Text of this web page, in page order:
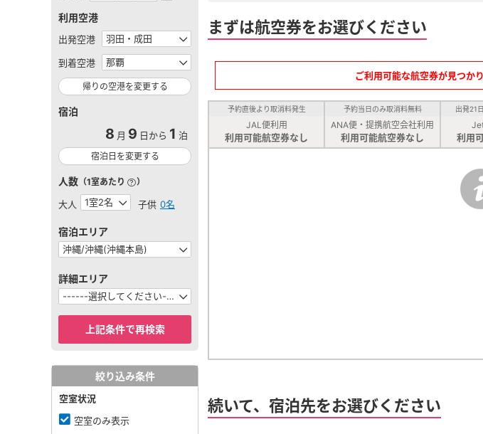
利用空港
出発空港
到着空港
帰りの空港を変更する
宿泊
8 月 9 日から 1 泊
宿泊日を変更する
人数 （1室あたり ）
大人 子供 0名
宿泊エリア
詳細エリア
絞り込み条件
空室状況
空室のみ表示
まずは航空券をお選びください
ご利用可能な航空券が見つか
予約直後より取消料発生
JAL便利用
利用可能航空券なし
予約当日のみ取消料無料
ANA便・提携航空会社利用
利用可能航空券なし
出発21
利用
続いて、宿泊先をお選びください